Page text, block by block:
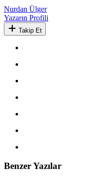
Nurdan Ülger
Yazarın Profili
Takip Et
Benzer Yazılar